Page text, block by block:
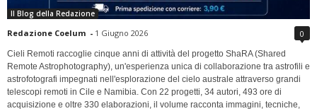
Il Blog della Redazione
Redazione Coelum - 1 Giugno 2026 0
Cieli Remoti raccoglie cinque anni di attività del progetto ShaRA (Shared
Remote Astrophotography), un'esperienza unica di collaborazione tra astrofili e
astrofotografi impegnati nell'esplorazione del cielo australe attraverso grandi
telescopi remoti in Cile e Namibia. Con 22 progetti, 34 autori, 493 ore di
acquisizione e oltre 330 elaborazioni, il volume racconta immagini, tecniche,